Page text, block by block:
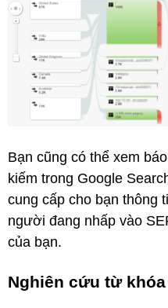
Bạn cũng có thể xem
kiếm trong Google
cung cấp cho bạn thông
người đang nhấp vào
của bạn.
Nghiên cứu từ khóa